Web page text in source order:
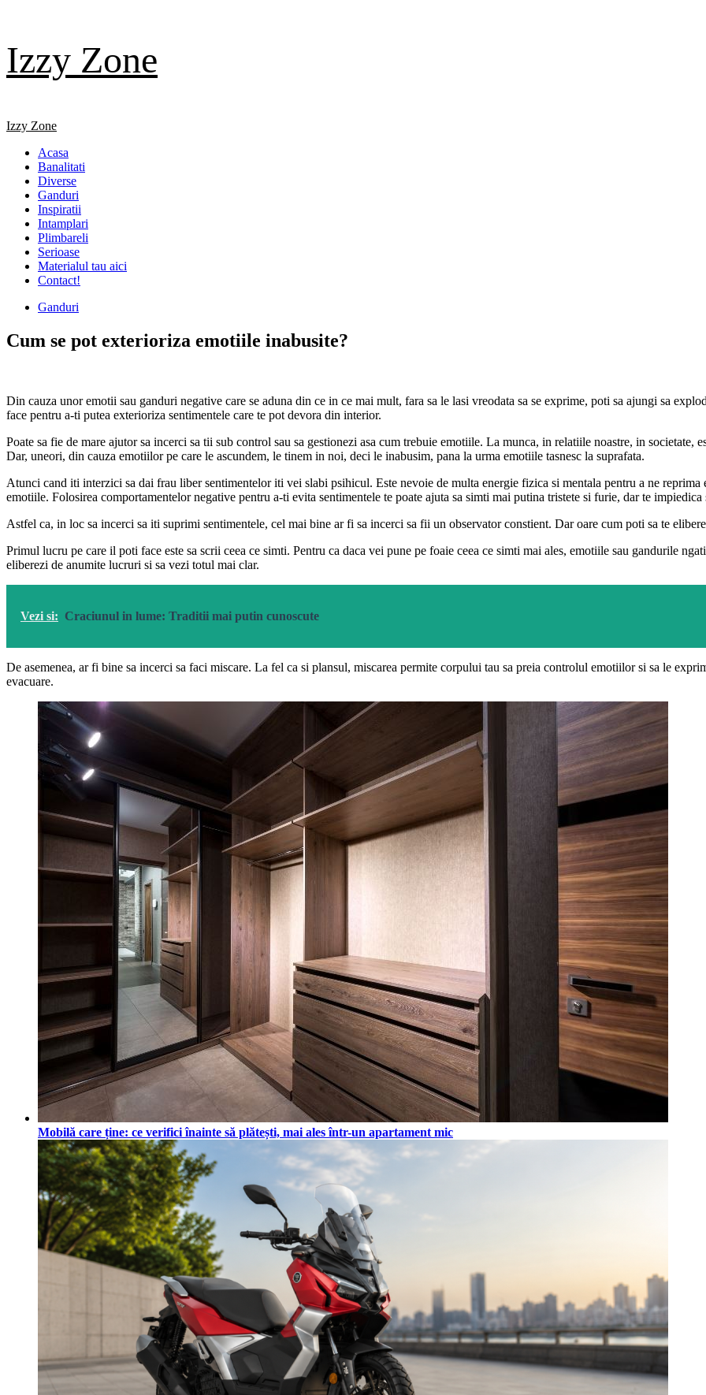
content
Izzy Zone
Primary
Izzy Zone
Acasa
Banalitati
Diverse
Ganduri
Inspiratii
Intamplari
Plimbareli
Serioase
Materialul tau aici
Contact!
Ganduri
Cum se pot exterioriza emotiile inabusite?
Din cauza unor emotii sau ganduri negative care se aduna din ce in ce mai mult, fara sa le lasi vreodata sa se exprime, poti sa ajungi sa
face pentru a-ti putea exterioriza sentimentele care te pot devora din interior.
Poate sa fie de mare ajutor sa incerci sa tii sub control sau sa gestionezi asa cum trebuie emotiile. La munca, in relatiile noastre, in societate,
Dar, uneori, din cauza emotiilor pe care le ascundem, le tinem in noi, deci le inabusim, pana la urma emotiile tasnesc la suprafata.
Atunci cand iti interzici sa dai frau liber sentimentelor iti vei slabi psihicul. Este nevoie de multa energie fizica si mentala pentru a ne
emotiile. Folosirea comportamentelor negative pentru a-ti evita sentimentele te poate ajuta sa simti mai putina tristete si furie, dar te
Astfel ca, in loc sa incerci sa iti suprimi sentimentele, cel mai bine ar fi sa incerci sa fii un observator constient. Dar oare cum poti sa te
Primul lucru pe care il poti face este sa scrii ceea ce simti. Pentru ca daca vei pune pe foaie ceea ce simti mai ales, emotiile sau gandurile
eliberezi de anumite lucruri si sa vezi totul mai clar.
Vezi si: Craciunul in lume: Traditii mai putin cunoscute
De asemenea, ar fi bine sa incerci sa faci miscare. La fel ca si plansul, miscarea permite corpului tau sa preia controlul emotiilor si sa le
evacuare.
Mobilă care ține: ce verifici înainte să plătești, mai ales într-un apartament mic